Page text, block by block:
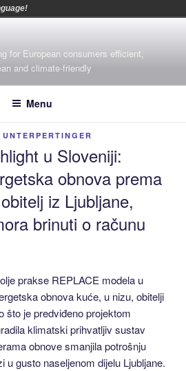
for European consumers efficient,
and climate-friendly
Menu
u Sloveniji:
obnova prema
iz Ljubljane,
brinuti o računu
prakse REPLACE modela u
obnova kuće, u nizu, obitelji
što je predviđeno projektom
klimatski prihvatljiv sustav
obnove smanjila potrošnju
u gusto naseljenom dijelu Ljubljane.